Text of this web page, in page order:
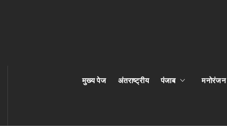
मुख्य पेज अंतराष्ट्रीय पंजाब मनोरंजन